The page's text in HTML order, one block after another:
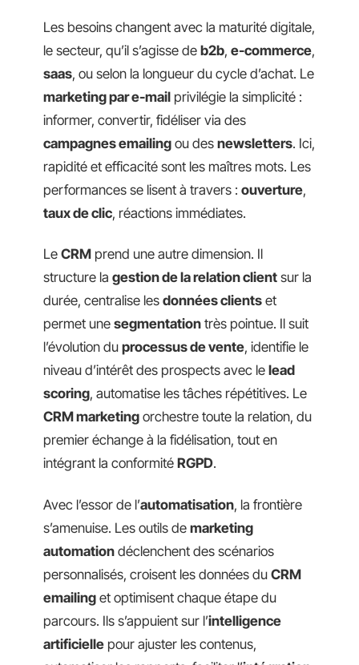
Les besoins changent avec la maturité digitale,
le secteur, qu’il s’agisse de b2b, e-commerce,
saas, ou selon la longueur du cycle d’achat. Le
marketing par e-mail privilégie la simplicité :
informer, convertir, fidéliser via des
campagnes emailing ou des newsletters. Ici,
rapidité et efficacité sont les maîtres mots. Les
performances se lisent à travers : ouverture,
taux de clic, réactions immédiates.
Le CRM prend une autre dimension. Il
structure la gestion de la relation client sur la
durée, centralise les données clients et
permet une segmentation très pointue. Il suit
l’évolution du processus de vente, identifie le
niveau d’intérêt des prospects avec le lead
scoring, automatise les tâches répétitives. Le
CRM marketing orchestre toute la relation, du
premier échange à la fidélisation, tout en
intégrant la conformité RGPD.
Avec l’essor de l’automatisation, la frontière
s’amenuise. Les outils de marketing
automation déclenchent des scénarios
personnalisés, croisent les données du CRM
emailing et optimisent chaque étape du
parcours. Ils s’appuient sur l’intelligence
artificielle pour ajuster les contenus,